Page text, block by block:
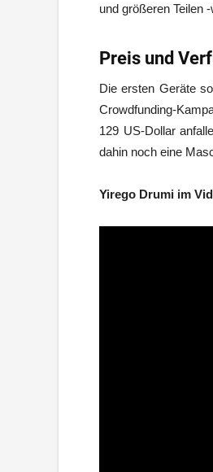
und größeren Teilen
Preis und
Die ersten Geräte
Crowdfunding-
129 US-Dollar
dahin noch eine
Yirego Drumi im